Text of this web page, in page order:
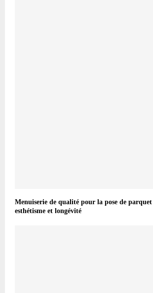
Menuiserie de qualité pour la pose de
esthétisme et longévité